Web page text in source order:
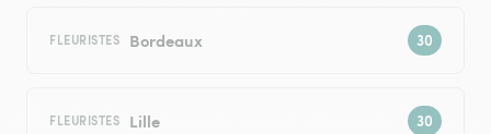
FLEURISTES Bordeaux
FLEURISTES Lille